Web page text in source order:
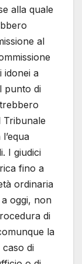
alla quale
al
idonei a
punto di
Tribunale
I giudici
fino a
ordinaria
oggi, non
di
la
caso di